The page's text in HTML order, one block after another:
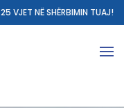
25 VJET NË SHËRBIMIN TUAJ!